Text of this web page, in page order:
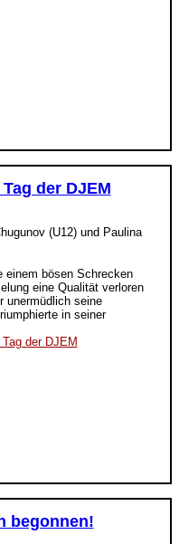
der DJEM
(U12) und Paulina
einem bösen Schrecken
eine Qualität verloren
unermüdlich seine
in seiner
der DJEM
begonnen!